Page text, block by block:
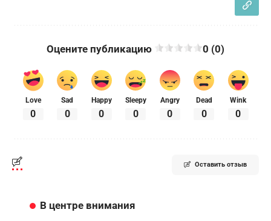
Оцените публикацию 0 (0)
Love
0
Sad
0
Happy
0
Sleepy
0
Angry
0
Dead
0
Wink
0
Оставить отзыв
В центре внимания